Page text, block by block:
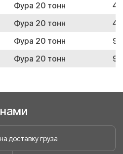
Фура 20 тонн
Фура 20 тонн
Фура 20 тонн
Фура 20 тонн
доставку груза